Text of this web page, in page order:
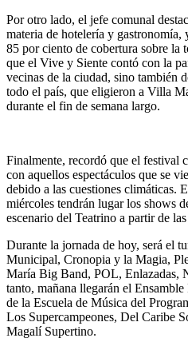
Por otro lado, el jefe comunal
materia de hotelería y gastronomía,
85 por ciento de cobertura sobre la
que el Vive y Siente contó con la
vecinas de la ciudad, sino también
todo el país, que eligieron a Villa
durante el fin de semana largo.
Finalmente, recordó que el festival
con aquellos espectáculos que se
debido a las cuestiones climáticas.
miércoles tendrán lugar los shows
escenario del Teatrino a partir de
Durante la jornada de hoy, será el
Municipal, Cronopia y la Magia,
María Big Band, POL, Enlazadas,
tanto, mañana llegarán el
de la Escuela de Música del
Los Supercampeones, Del Caribe
Magalí Supertino.